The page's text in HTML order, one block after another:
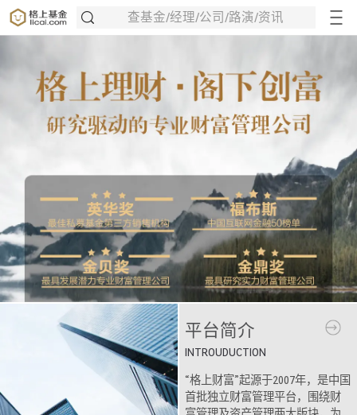
查基金/经理/公司/路演/资讯
平台简介
INTROUDUCTION
“格上财富”起源于2007年，是中国
首批独立财富管理平台，围绕财